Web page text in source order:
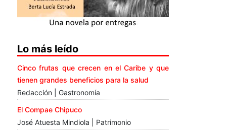
Lo más leído
Cinco frutas que crecen en el Caribe y que
tienen grandes beneficios para la salud
Redacción | Gastronomía
El Compae Chipuco
José Atuesta Mindiola | Patrimonio